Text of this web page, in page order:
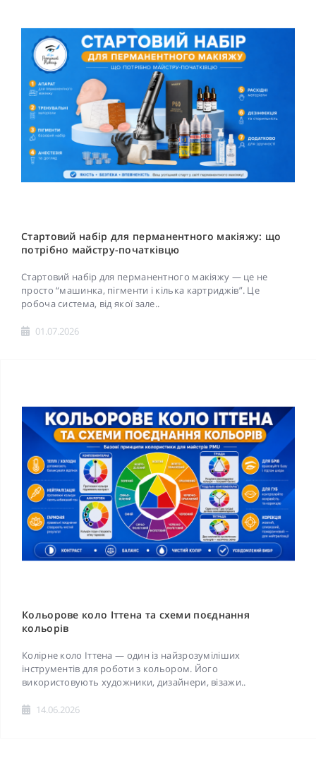
Стартовий набір для перманентного макіяжу: що
потрібно майстру-початківцю
Стартовий набір для перманентного макіяжу — це не
просто “машинка, пігменти і кілька картриджів”. Це
робоча система, від якої зале..
01.07.2026
Кольорове коло Іттена та схеми поєднання
кольорів
Колірне коло Іттена — один із найзрозуміліших
інструментів для роботи з кольором. Його
використовують художники, дизайнери, візажи..
14.06.2026